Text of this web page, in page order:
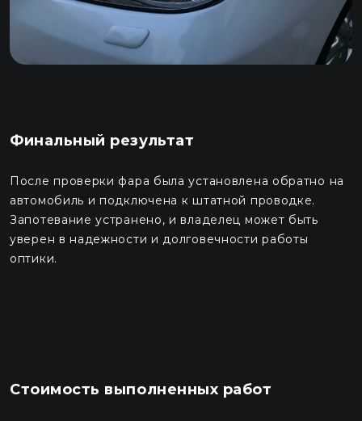
Финальный результат
После проверки фара была установлена обратно на
автомобиль и подключена к штатной проводке.
Запотевание устранено, и владелец может быть
уверен в надежности и долговечности работы
оптики.
Стоимость выполненных работ